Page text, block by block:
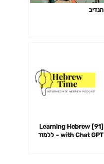
הנדיב
[91] Learning Hebrew
with Chat GPT – ללמוד